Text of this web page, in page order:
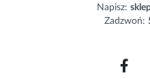
Napisz:
Zadzwoń: